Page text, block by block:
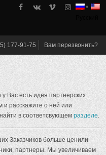
177-91-75 Вам перезвонить?
Вас есть идея партнерских
и расскажите о ней или
в соответсвующем разделе.
Заказчиков больше ценили
партнеры. Мы увеличиваем